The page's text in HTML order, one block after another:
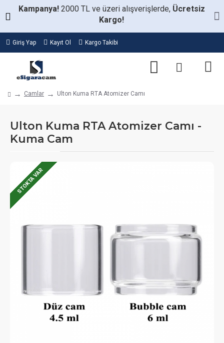
Kampanya! 2000 TL ve üzeri alışverişlerde, Ücretsiz
Kargo!
Giriş Yap Kayıt Ol Kargo Takibi
Camlar Ulton Kuma RTA Atomizer Camı
Ulton Kuma RTA Atomizer Camı -
Kuma Cam
STOKTA VAR